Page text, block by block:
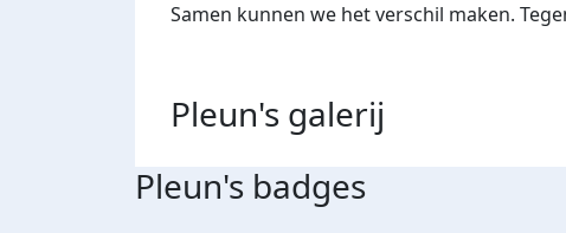
Samen kunnen we het verschil maken.
Pleun's galerij
Pleun's badges